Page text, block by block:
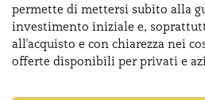
CHI SIAMO
La nostra storia
Lavora con noi
COME FUNZIONA
permette di mettersi subito alla
investimento iniziale e,
all'acquisto e con chiarezza nei
offerte disponibili per privati e